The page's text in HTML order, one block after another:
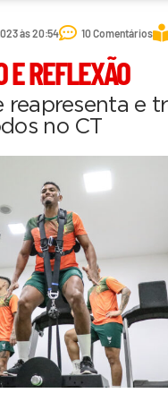
às 20:54 10 Comentários
E REFLEXÃO
reapresenta e
no CT